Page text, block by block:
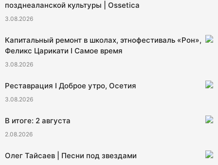
позднеаланской культуры | Ossetica
3.08.2026
Капитальный ремонт в школах, этнофестиваль «Рон»,
Феликс Царикати I Самое время
3.08.2026
Реставрация I Доброе утро, Осетия
3.08.2026
В итоге: 2 августа
2.08.2026
Олег Тайсаев | Песни под звездами